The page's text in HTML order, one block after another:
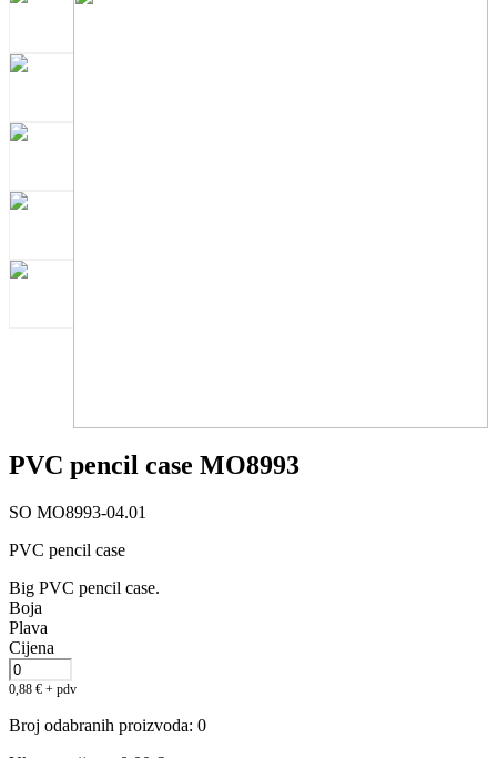
PVC pencil case MO8993
SO MO8993-04.01
PVC pencil case
Big PVC pencil case.
Boja
Plava
Cijena
0,88 € + pdv
Broj odabranih proizvoda: 0